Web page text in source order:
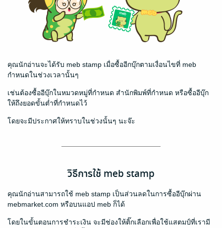
คุณนักอ่านจะได้รับ meb stamp เมื่อซื้ออีกบุ๊กตามเงื่อนไขที่ meb
กำหนดในช่วงเวลานั้นๆ
เช่นต้องซื้ออีบุ๊กในหมวดหมู่ที่กำหนด สำนักพิมพ์ที่กำหนด หรือซื้ออีบุ๊ก
ให้ถึงยอดขั้นต่ำที่กำหนดไว้
โดยจะมีประกาศให้ทราบในช่วงนั้นๆ นะจ๊ะ
วิธีการใช้ meb stamp
คุณนักอ่านสามารถใช้ meb stamp เป็นส่วนลดในการซื้ออีบุ๊กผ่าน
mebmarket.com หรือบนแอป meb ก็ได้
โดยในขั้นตอนการชำระเงิน จะมีช่องให้ติ๊กเลือกเพื่อใช้แสตมป์ที่เรามี